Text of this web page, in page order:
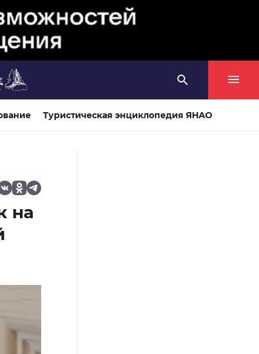
Туристическая энциклопедия ЯНАО
на